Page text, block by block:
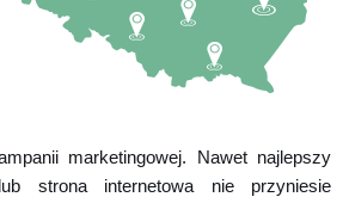
marketingowej. Nawet najlepszy
strona internetowa nie przyniesie